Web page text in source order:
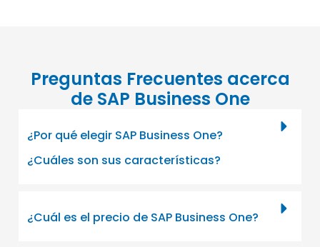
Preguntas Frecuentes acerca
de SAP Business One
¿Por qué elegir SAP Business One?
¿Cuáles son sus características?
¿Cuál es el precio de SAP Business One?